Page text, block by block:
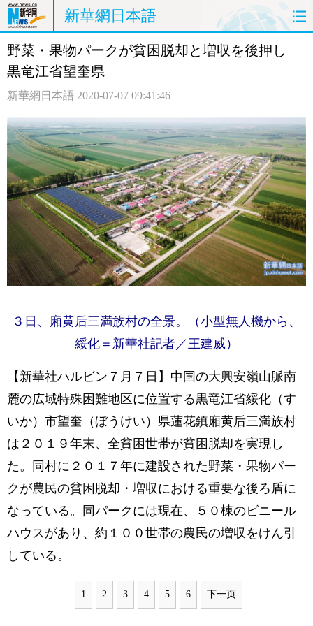
新華網日本語
ホームページ 政治 経済
観光 評論 写真
中日対訳
野菜・果物パークが貧困脱却と増収を後押し
黒竜江省望奎県
新華網日本語 2020-07-07 09:41:46
３日、廂黄后三満族村の全景。（小型無人機から、
綏化＝新華社記者／王建威）
【新華社ハルビン７月７日】中国の大興安嶺山脈南
麓の広域特殊困難地区に位置する黒竜江省綏化（す
いか）市望奎（ぼうけい）県蓮花鎮廂黄后三満族村
は２０１９年末、全貧困世帯が貧困脱却を実現し
た。同村に２０１７年に建設された野菜・果物パー
クが農民の貧困脱却・増収における重要な後ろ盾に
なっている。同パークには現在、５０棟のビニール
ハウスがあり、約１００世帯の農民の増収をけん引
している。
1 2 3 4 5 6 下一页